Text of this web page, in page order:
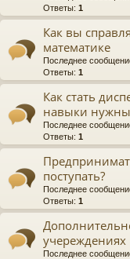
Ответы: 1
Как вы
математике
Последнее
Ответы: 1
Как стать
навыки
Последнее
Ответы: 1
поступать?
Последнее
Ответы: 1
учереждениях
Последнее